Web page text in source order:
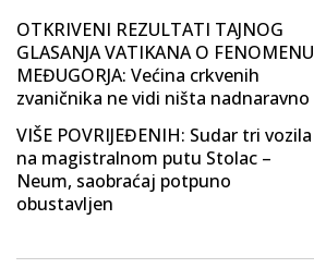
OTKRIVENI REZULTATI TAJNOG
GLASANJA VATIKANA O FENOMENU
MEĐUGORJA: Većina crkvenih
zvaničnika ne vidi ništa nadnaravno
VIŠE POVRIJEĐENIH: Sudar tri vozila
na magistralnom putu Stolac –
Neum, saobraćaj potpuno
obustavljen